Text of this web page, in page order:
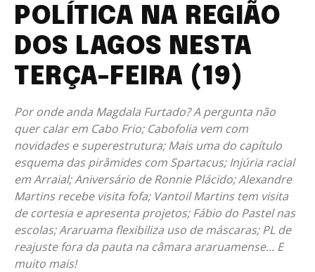
POLÍTICA NA REGIÃO
DOS LAGOS NESTA
TERÇA-FEIRA (19)
Por onde anda Magdala Furtado? A pergunta não
quer calar em Cabo Frio; Cabofolia vem com
novidades e superestrutura; Mais uma do capítulo
esquema das pirâmides com Spartacus; Injúria racial
em Arraial; Aniversário de Ronnie Plácido; Alexandre
Martins recebe visita fofa; Vantoil Martins tem visita
de cortesia e apresenta projetos; Fábio do Pastel nas
escolas; Araruama flexibiliza uso de máscaras; PL de
reajuste fora da pauta na câmara araruamense... E
muito mais!